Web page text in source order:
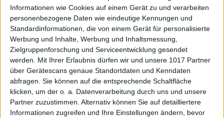
Informationen wie Cookies auf einem Gerät zu und verarbeiten
personenbezogene Daten wie eindeutige Kennungen und
Standardinformationen, die von einem Gerät für personalisierte
Werbung und Inhalte, Werbung und Inhaltsmessung,
Zielgruppenforschung und Serviceentwicklung gesendet
werden.
Mit Ihrer Erlaubnis dürfen wir und unsere 1017 Partner
über Gerätescans genaue Standortdaten und Kenndaten
abfragen. Sie können auf die entsprechende Schaltfläche
klicken, um der o. a. Datenverarbeitung durch uns und unsere
Partner zuzustimmen. Alternativ können Sie auf detailliertere
Informationen zugreifen und Ihre Einstellungen ändern, bevor